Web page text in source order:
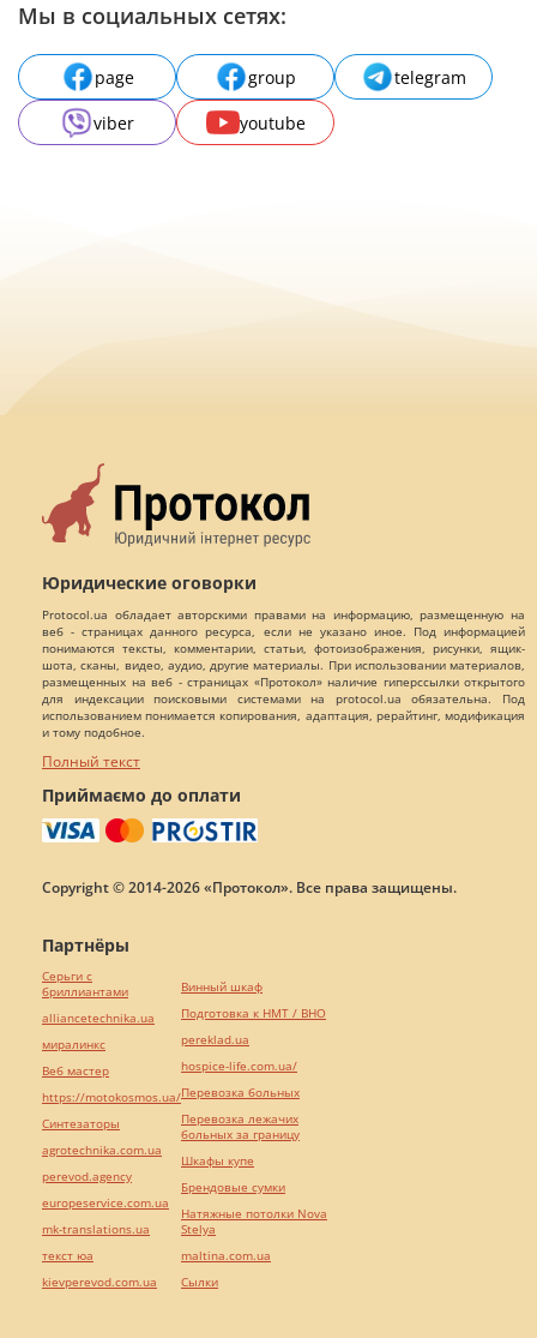
Мы в социальных сетях:
page group
telegram
viber
youtube
Юридические оговорки
Protocol.ua обладает авторскими правами на информацию, размещенную на
веб - страницах данного ресурса, если не указано иное. Под информацией
понимаются тексты, комментарии, статьи, фотоизображения, рисунки, ящик-
шота, сканы, видео, аудио, другие материалы. При использовании материалов,
размещенных на веб - страницах «Протокол» наличие гиперссылки открытого
для индексации поисковыми системами на protocol.ua обязательна. Под
использованием понимается копирования, адаптация, рерайтинг, модификация
и тому подобное.
Полный текст
Приймаємо до оплати
Copyright © 2014-2026 «Протокол». Все права защищены.
Партнёры
Серьги с
бриллиантами
alliancetechnika.ua
миралинкс
Веб мастер
https://motokosmos.ua/
Синтезаторы
agrotechnika.com.ua
perevod.agency
europeservice.com.ua
mk-translations.ua
текст юа
kievperevod.com.ua
Винный шкаф
Подготовка к НМТ / ВНО
pereklad.ua
hospice-life.com.ua/
Перевозка больных
Перевозка лежачих
больных за границу
Шкафы купе
Брендовые сумки
Натяжные потолки Nova
Stelya
maltina.com.ua
Cылки